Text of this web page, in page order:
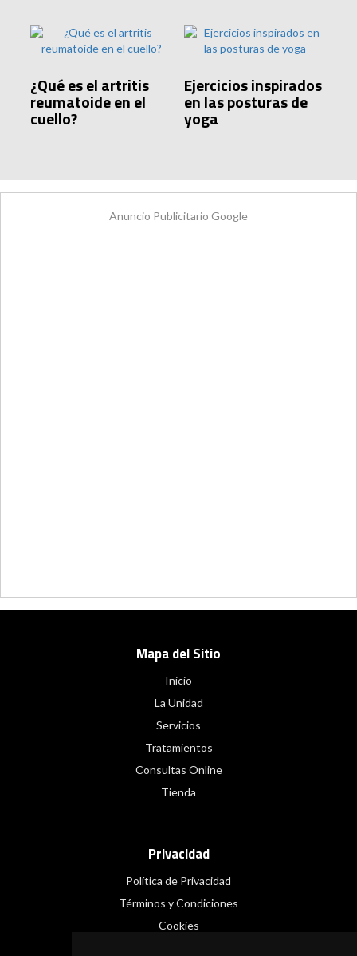
¿Qué es el artritis
reumatoide en el
cuello?
Ejercicios inspirados
en las posturas de
yoga
Anuncio Publicitario Google
Mapa del Sitio
Inicio
La Unidad
Servicios
Tratamientos
Consultas Online
Tienda
Privacidad
Política de Privacidad
Términos y Condiciones
Cookies